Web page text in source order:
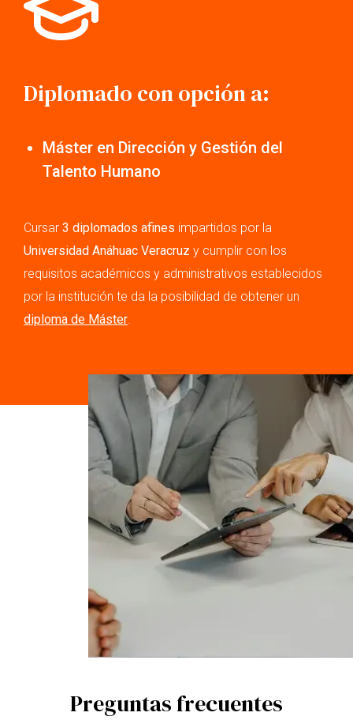
Diplomado con opción a:
Máster en Dirección y Gestión del
Talento Humano
Cursar 3 diplomados afines impartidos por la
Universidad Anáhuac Veracruz y cumplir con los
requisitos académicos y administrativos establecidos
por la institución te da la posibilidad de obtener un
diploma de Máster.
Preguntas frecuentes